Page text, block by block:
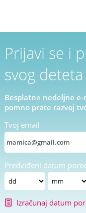
Prijavi se i
svog deteta
Besplatne nedeljne
pomno prate razvoj
Tvoj email
Predviđeni datum
Izračunaj datum